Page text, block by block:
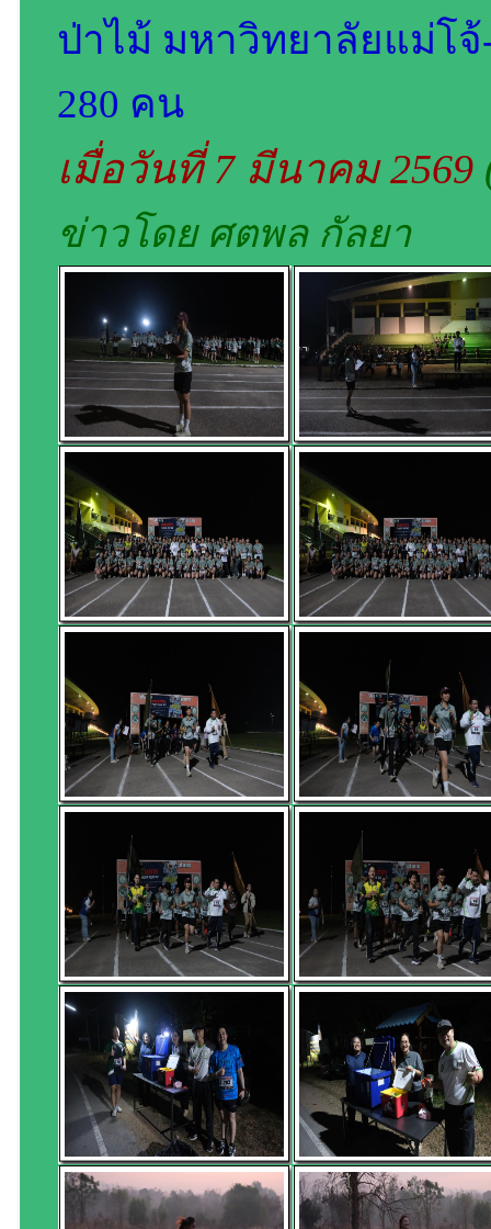
ป่าไม้ มหาวิทยาลัยแม่โ
280 คน
เมื่อวันที่ 7 มีนาคม 2569
ข่าวโดย ศตพล กัลยา